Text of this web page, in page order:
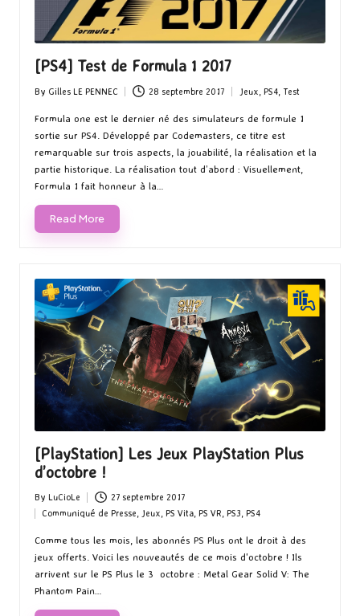
[PS4] Test de Formula 1 2017
Posted
by
By Gilles LE PENNEC 28 septembre 2017
Posted
Jeux, PS4, Test
Formula one est le dernier né des simulateurs de formule 1
sortie sur PS4. Développé par Codemasters, ce titre est
remarquable sur trois aspects, la jouabilité, la réalisation et la
partie historique. La réalisation tout d’abord : Visuellement,
Formula 1 fait honneur à la…
Read More
[PlayStation] Les Jeux PlayStation Plus
d’octobre !
Posted
by
By LuCioLe 27 septembre 2017
in
Communiqué de Presse, Jeux,PS Vita,PS VR,PS3,PS4
Comme tous les mois, les abonnés PS Plus ont le droit à des
jeux offerts. Voici les nouveautés de ce mois d'octobre ! Ils
arrivent sur le PS Plus le 3 octobre : Metal Gear Solid V: The
Phantom Pain…